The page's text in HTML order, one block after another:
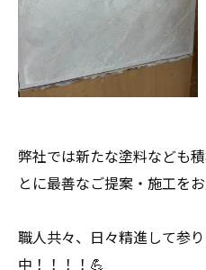
弊社では新たな塗料なども
とに最善なご提案・施工を
職人共々、日々精進して参
中！！！！💪